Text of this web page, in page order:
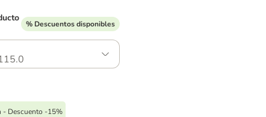
% Descuentos disponibles
- Descuento -15%